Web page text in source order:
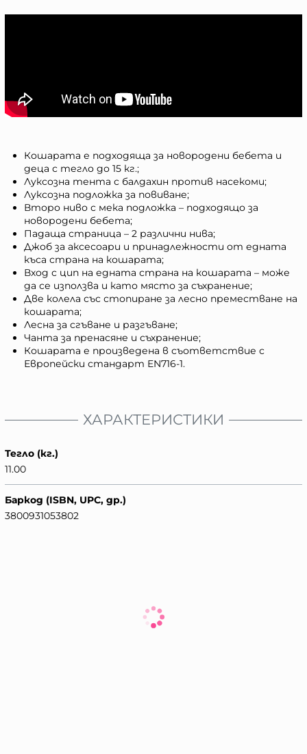
Кошарата е подходяща за новородени бебета и
деца с тегло до 15 кг.;
Луксозна тента с балдахин против насекоми;
Луксозна подложка за повиване;
Второ ниво с мека подложка – подходящо за
новородени бебета;
Падаща страница – 2 различни нива;
Джоб за аксесоари и принадлежности от едната
къса страна на кошарата;
Вход с цип на едната страна на кошарата – може
да се използва и като място за съхранение;
Две колела със стопиране за лесно преместване на
кошарата;
Лесна за сгъване и разгъване;
Чанта за пренасяне и съхранение;
Кошарата е произведена в съответствие с
Европейски стандарт EN716-1.
ХАРАКТЕРИСТИКИ
Тегло (кг.)
11.00
Баркод (ISBN, UPC, др.)
3800931053802